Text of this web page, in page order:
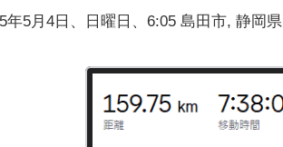
年5月4日、日曜日、6:05 島田市, 静岡県